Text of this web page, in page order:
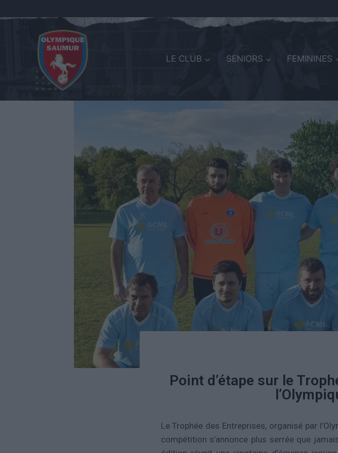
LE CLUB SENIORS FEMININES
Point d’étape sur le
Le Trophée des Entreprises, organisé par
compétition s’annonce plus serrée que